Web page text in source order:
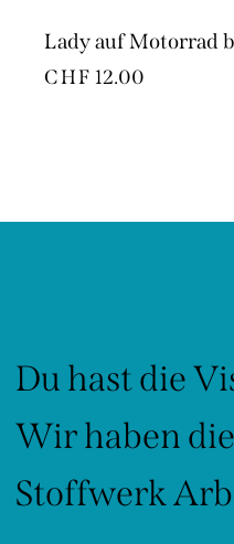
Lady auf Motorrad
CHF 12.00
Du hast die
Wir haben
Stoffwerk